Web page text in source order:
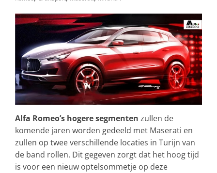
Alfa Romeo’s hogere segmenten zullen de
komende jaren worden gedeeld met Maserati en
zullen op twee verschillende locaties in Turijn van
de band rollen. Dit gegeven zorgt dat het hoog tijd
is voor een nieuw optelsommetje op deze